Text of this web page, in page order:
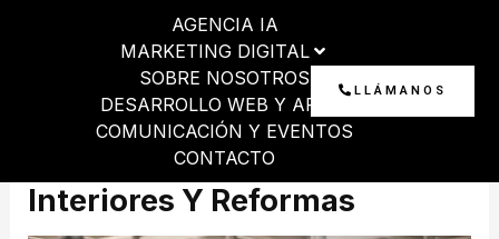
AGENCIA IA
MARKETING DIGITAL
SOBRE NOSOTROS
DESARROLLO WEB Y APP
COMUNICACIÓN Y EVENTOS
CONTACTO
LLÁMANOS
Servicios De Diseño De
Interiores Y Reformas
Agencia